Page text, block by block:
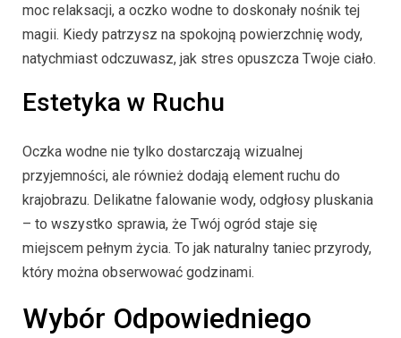
moc relaksacji, a oczko wodne to doskonały nośnik tej
magii. Kiedy patrzysz na spokojną powierzchnię wody,
natychmiast odczuwasz, jak stres opuszcza Twoje ciało.
Estetyka w Ruchu
Oczka wodne nie tylko dostarczają wizualnej
przyjemności, ale również dodają element ruchu do
krajobrazu. Delikatne falowanie wody, odgłosy pluskania
– to wszystko sprawia, że Twój ogród staje się
miejscem pełnym życia. To jak naturalny taniec przyrody,
który można obserwować godzinami.
Wybór Odpowiedniego